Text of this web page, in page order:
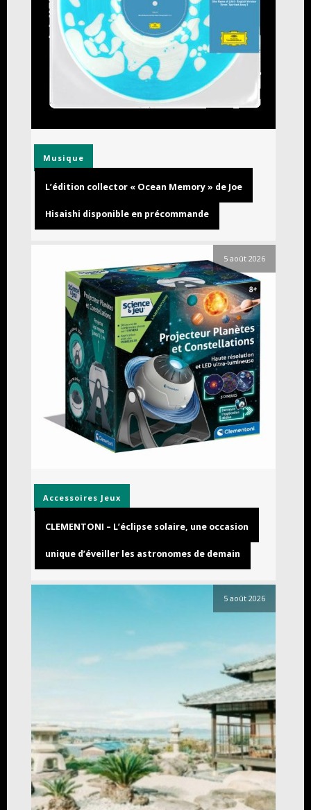
Musique
L’édition collector « Ocean Memory » de Joe
Hisaishi disponible en précommande
5 août 2026
Accessoires Jeux
CLEMENTONI – L’éclipse solaire, une occasion
unique d’éveiller les astronomes de demain
5 août 2026